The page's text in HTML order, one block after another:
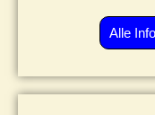
Alle